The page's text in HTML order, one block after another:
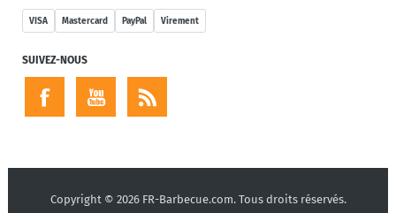
VISA Mastercard PayPal Virement
SUIVEZ-NOUS
Copyright © 2026 FR-Barbecue.com. Tous droits réservés.